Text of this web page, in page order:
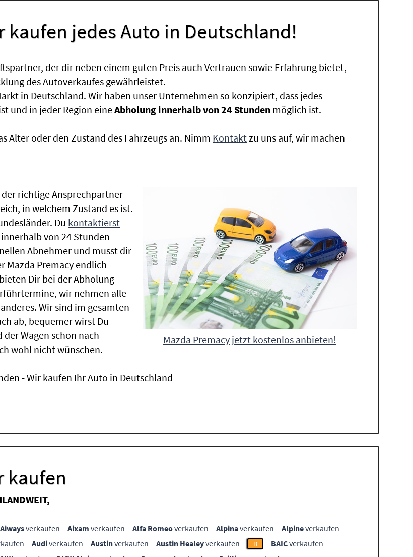
kaufen jedes Auto in Deutschland!
der dir neben einem guten Preis auch Vertrauen sowie Erfahrung bietet,
des Autoverkaufes gewährleistet.
in Deutschland. Wir haben unser Unternehmen so konzipiert, dass jedes
und in jeder Region eineAbholung innerhalb von 24 Stunden möglich ist.
oder den Zustand des Fahrzeugs an. Nimm Kontaktzu uns auf, wir machen
Mazda Premacy jetzt kostenlos anbieten!
richtige Ansprechpartner
in welchem Zustand es ist.
Du kontaktierst
von 24 Stunden
Abnehmer und musst dir
Mazda Premacy endlich
Dir bei der Abholung
wir nehmen alle
Wir sind im gesamten
ab, bequemer wirst Du
Wagen schon nach
wohl nicht wünschen.
- Wir kaufen Ihr Auto in Deutschland
kaufen
Aiwaysverkaufen Aixam verkaufen Alfa Romeoverkaufen Alpinaverkaufen Alpineverkaufen
Audiverkaufen Austinverkaufen Austin Healeyverkaufen B BAICverkaufen